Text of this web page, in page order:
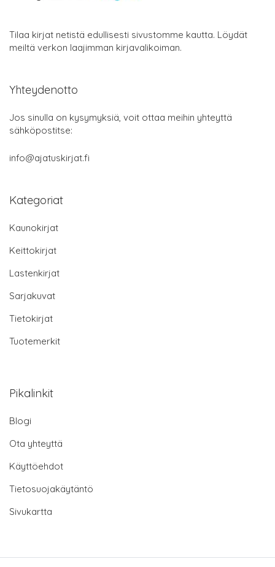
Tilaa kirjat netistä edullisesti sivustomme kautta. Löydät
meiltä verkon laajimman kirjavalikoiman.
Yhteydenotto
Jos sinulla on kysymyksiä, voit ottaa meihin yhteyttä
sähköpostitse:
info@ajatuskirjat.fi
Kategoriat
Kaunokirjat
Keittokirjat
Lastenkirjat
Sarjakuvat
Tietokirjat
Tuotemerkit
Pikalinkit
Blogi
Ota yhteyttä
Käyttöehdot
Tietosuojakäytäntö
Sivukartta